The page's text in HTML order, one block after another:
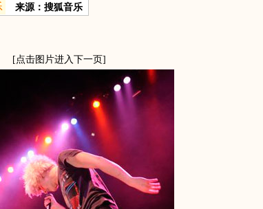
来源：搜狐音乐
[点击图片进入下一页]